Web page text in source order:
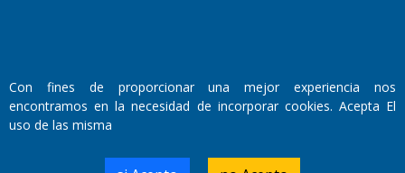
Domicilio Legal: José Ingenieros 855,
Santa Rosa, La Pampa.
RL-2019-55551274-APN-DNDA#MJ
Con fines de proporcionar una mejor experiencia nos
encontramos en la necesidad de incorporar cookies. Acepta El
uso de las misma